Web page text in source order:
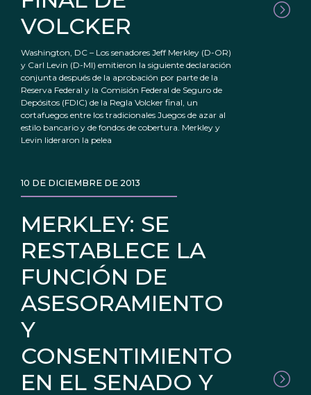
VOLCKER
Washington, DC – Los senadores Jeff Merkley (D-OR)
y Carl Levin (D-MI) emitieron la siguiente declaración
conjunta después de la aprobación por parte de la
Reserva Federal y la Comisión Federal de Seguro de
Depósitos (FDIC) de la Regla Volcker final, un
cortafuegos entre los tradicionales Juegos de azar al
estilo bancario y de fondos de cobertura. Merkley y
Levin lideraron la pelea
MERKLEY: SE
RESTABLECE LA
FUNCIÓN DE
ASESORAMIENTO
Y
CONSENTIMIENTO
EN EL SENADO Y
10 DE DICIEMBRE DE 2013